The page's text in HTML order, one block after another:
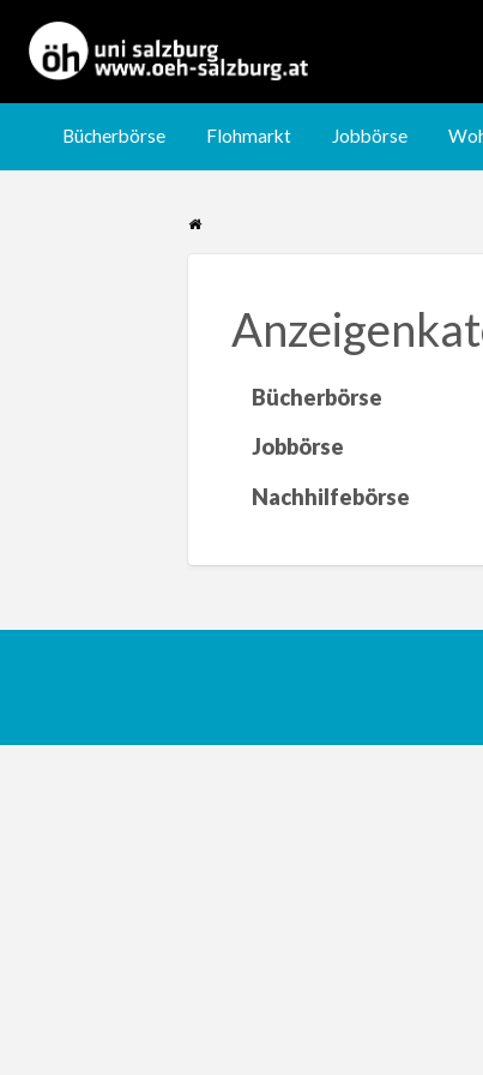
Jobbörse Wohnungsbörse Nachhilfebörse
Bücherbörse Flohmarkt Jobbörse
Bücherbörse
Jobbörse
Nachhilfebörse